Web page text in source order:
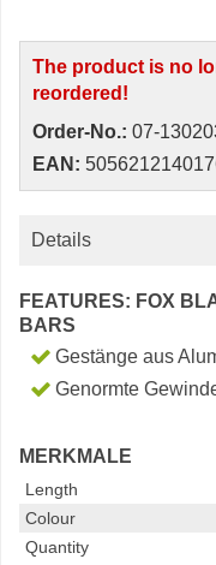
The product is no
reordered!
Order-No.: 07-
EAN:
Details
FEATURES: FOX
BARS
Gestänge aus
Genormte
MERKMALE
Length
Colour
Quantity